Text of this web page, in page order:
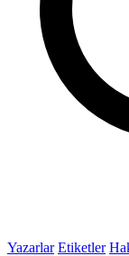
Yazarlar Etiketler